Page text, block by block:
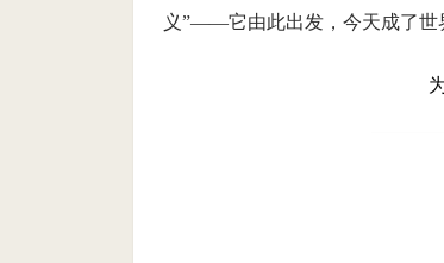
义”——它由此出发，今天成了世